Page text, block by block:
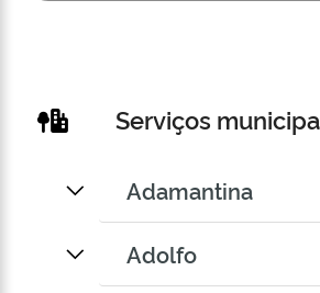
Serviços
Adamantina
Adolfo